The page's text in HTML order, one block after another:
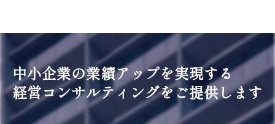
中小企業の業績アップを実現する
経営コンサルティングをご提供します